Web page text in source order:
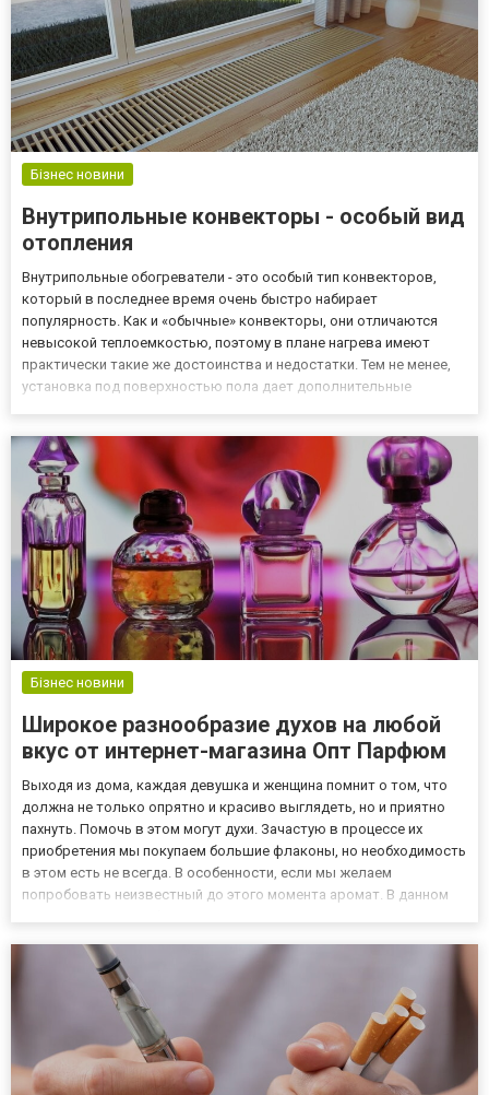
Бізнес новини
Внутрипольные конвекторы - особый вид
отопления
Внутрипольные обогреватели - это особый тип конвекторов,
который в последнее время очень быстро набирает
популярность. Как и «обычные» конвекторы, они отличаются
невысокой теплоемкостью, поэтому в плане нагрева имеют
практически такие же достоинства и недостатки. Тем не менее,
установка под поверхностью пола дает дополнительные
здесь роль воздушной...
Бізнес новини
Широкое разнообразие духов на любой
вкус от интернет-магазина Опт Парфюм
Выходя из дома, каждая девушка и женщина помнит о том, что
должна не только опрятно и красиво выглядеть, но и приятно
пахнуть. Помочь в этом могут духи. Зачастую в процессе их
приобретения мы покупаем большие флаконы, но необходимость
в этом есть не всегда. В особенности, если мы желаем
попробовать неизвестный до этого момента аромат. В данном
магазина Оп...